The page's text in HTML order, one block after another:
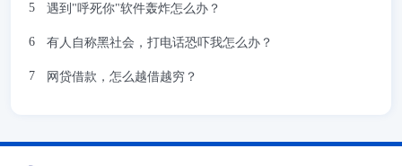
遇到"呼死你"软件轰炸怎么办？
有人自称黑社会，打电话恐吓我怎么办？
网贷借款，怎么越借越穷？